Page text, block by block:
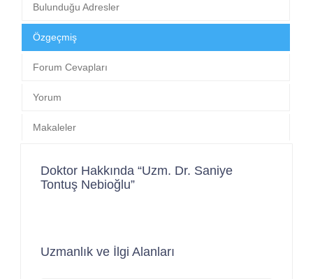
Bulunduğu Adresler
Özgeçmiş
Forum Cevapları
Yorum
Makaleler
Doktor Hakkında “Uzm. Dr. Saniye
Tontuş Nebioğlu”
Uzmanlık ve İlgi Alanları